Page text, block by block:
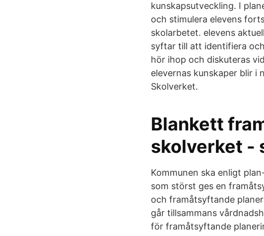
kunskapsutveckling. I
och stimulera elevens
skolarbetet. elevens
syftar till att identifiera
hör ihop och diskuteras
elevernas kunskaper blir i
Skolverket.
Blankett
skolverket -
Kommunen ska enligt
som störst ges en
och framåtsyftande
går tillsammans
för framåtsyftande